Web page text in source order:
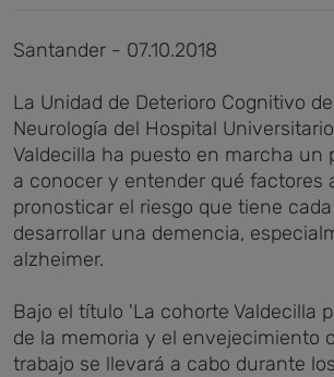
Santander - 07.10.2018
La Unidad de Deterioro Cognitivo
Neurología del Hospital
Valdecilla ha puesto en marcha un
a conocer y entender qué factores
pronosticar el riesgo que tiene
desarrollar una demencia,
alzheimer.
Bajo el título 'La cohorte Valdecilla
de la memoria y el envejecimiento
trabajo se llevará a cabo durante